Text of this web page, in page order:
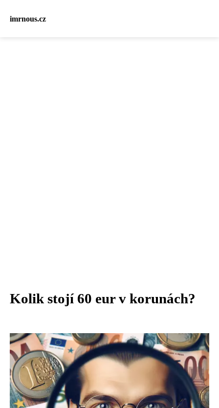
imrnous.cz
Kolik stojí 60 eur v korunách?